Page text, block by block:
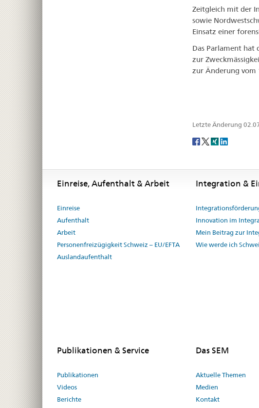
Zeitgleich mit der
sowie
Einsatz einer
Das Parlament hat
zur
zur Änderung vom
Letzte Änderung
Social
Einreise, Aufenthalt & Arbeit
Einreise
Aufenthalt
Arbeit
Personenfreizügigkeit Schweiz – EU/EFTA
Auslandaufenthalt
Integration &
Innovation im
Mein Beitrag zur
Wie werde ich
Publikationen & Service
Publikationen
Videos
Berichte
Das SEM
Aktuelle Themen
Medien
Kontakt